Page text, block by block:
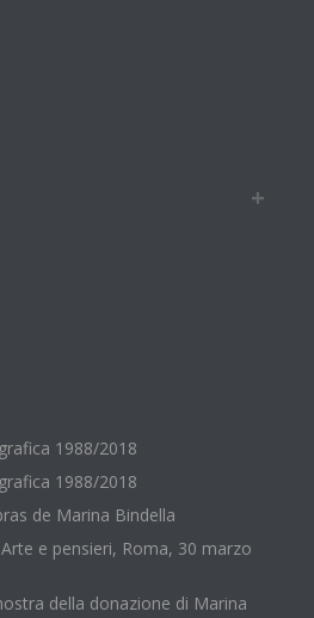
1988/2018
1988/2018
de Marina Bindella
e pensieri, Roma, 30 marzo
della donazione di Marina